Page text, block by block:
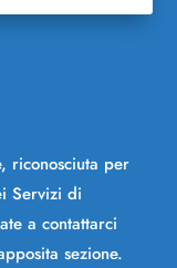
riconosciuta per
Servizi di
a contattarci
sezione.